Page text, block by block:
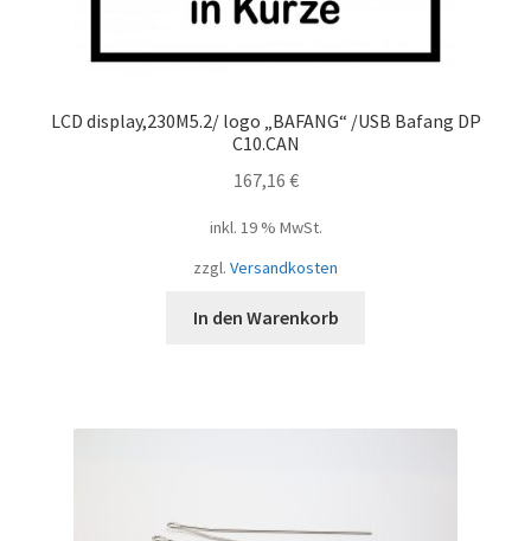
LCD display,230M5.2/ logo „BAFANG“ /USB Bafang DP
C10.CAN
167,16 €
inkl. 19 % MwSt.
zzgl. Versandkosten
In den Warenkorb